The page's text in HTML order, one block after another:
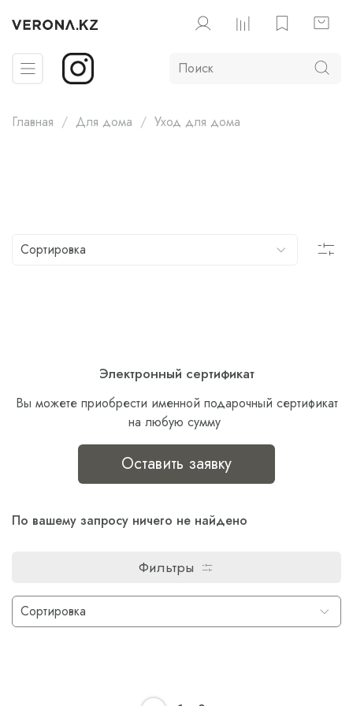
Главная Для дома Уход для дома
Электронный сертификат
Вы можете приобрести именной подарочный сертификат
на любую сумму
Оставить заявку
По вашему запросу ничего не найдено
Фильтры